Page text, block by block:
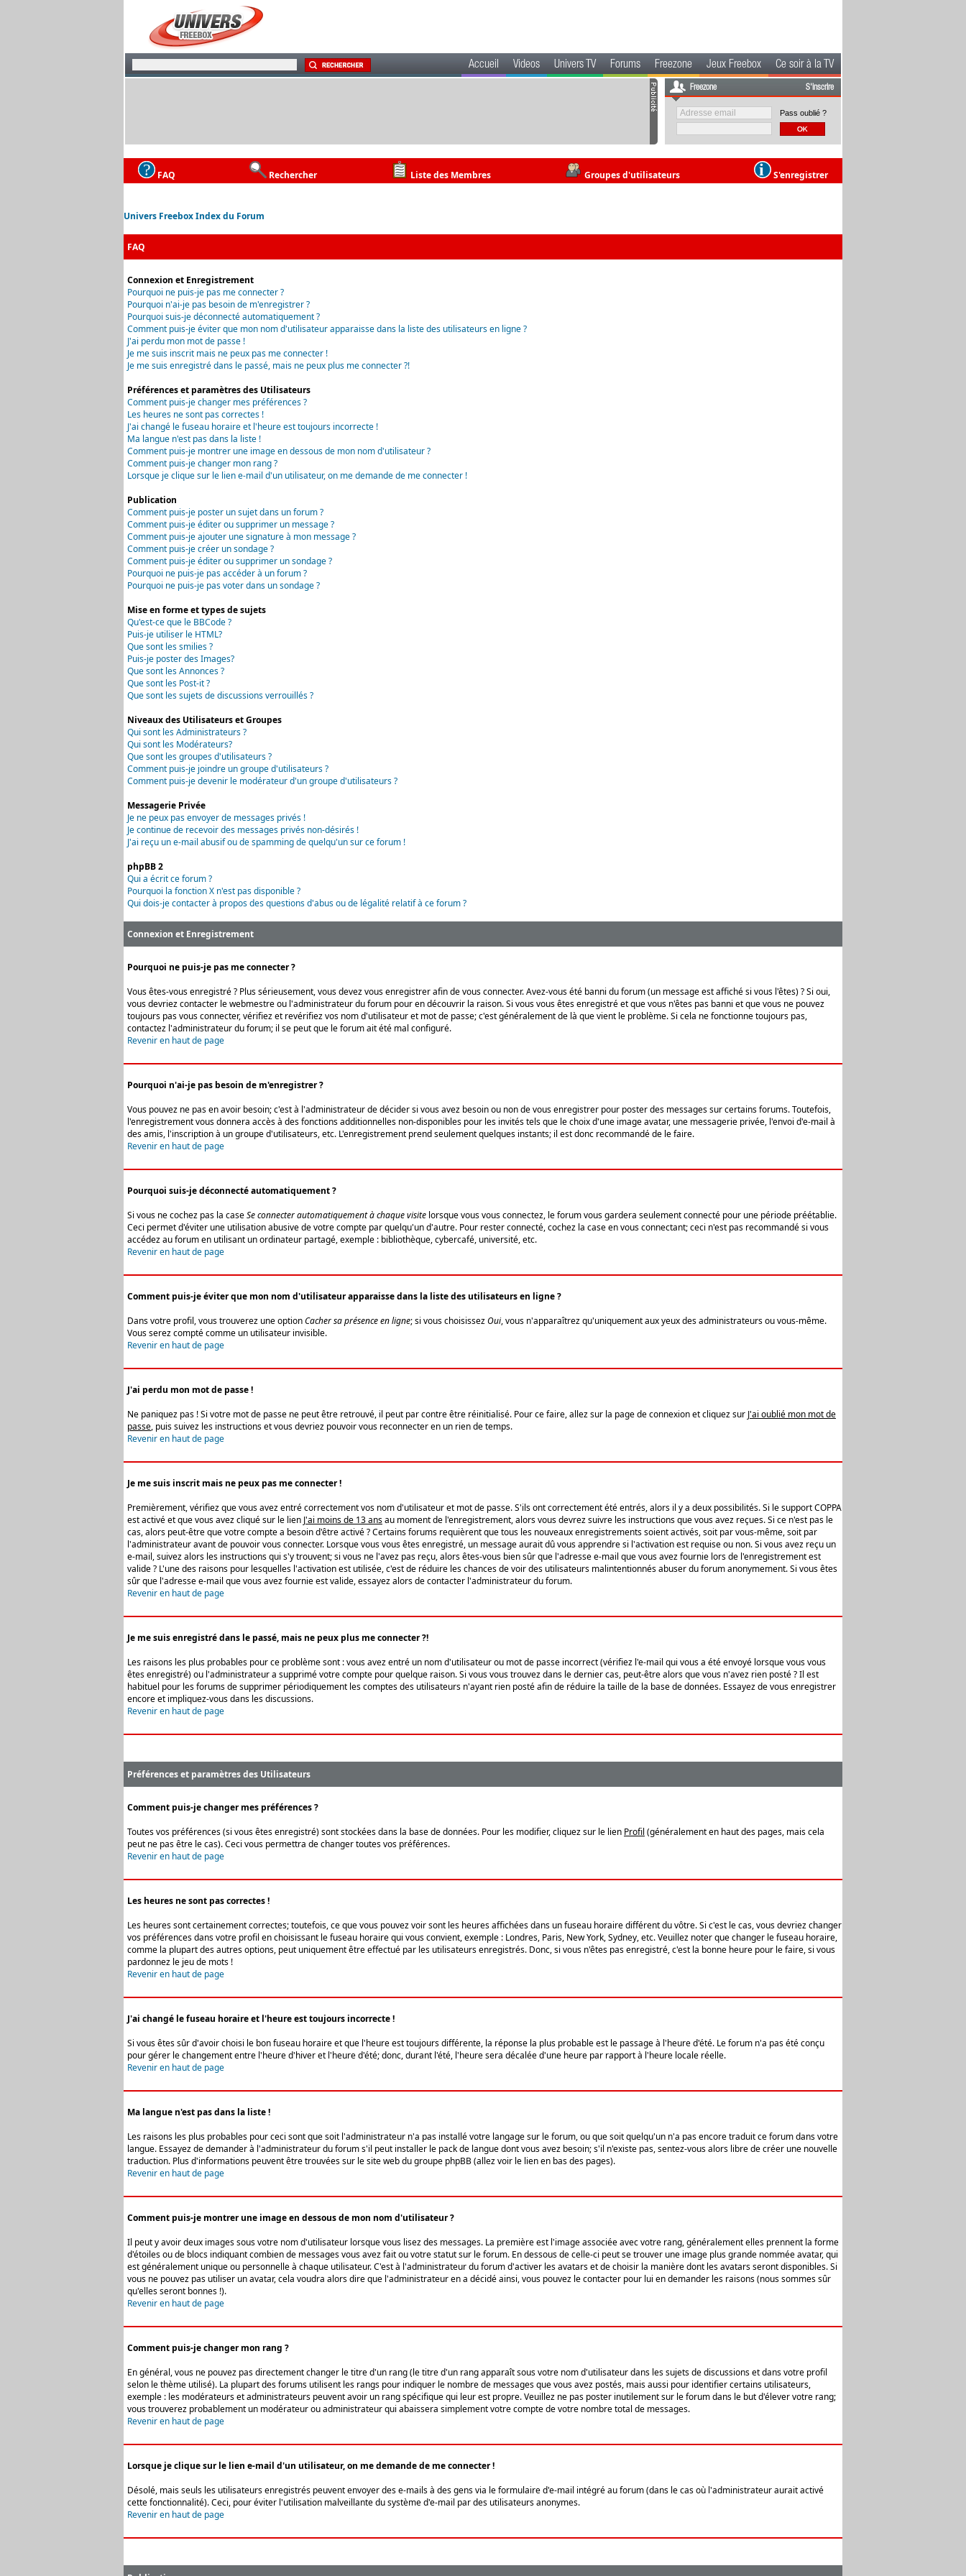
Accueil Videos Univers TV Forums Freezone Jeux Freebox Ce soir à la TV
Freezone S'inscrire
Pass oublié ?
FAQ Rechercher Liste des Membres Groupes d'utilisateurs S'enregistrer
Univers Freebox Index du Forum
FAQ
Connexion et Enregistrement
Pourquoi ne puis-je pas me connecter ?
Pourquoi n'ai-je pas besoin de m'enregistrer ?
Pourquoi suis-je déconnecté automatiquement ?
Comment puis-je éviter que mon nom d'utilisateur apparaisse dans la liste des utilisateurs en ligne ?
J'ai perdu mon mot de passe !
Je me suis inscrit mais ne peux pas me connecter !
Je me suis enregistré dans le passé, mais ne peux plus me connecter ?!
Préférences et paramètres des Utilisateurs
Comment puis-je changer mes préférences ?
Les heures ne sont pas correctes !
J'ai changé le fuseau horaire et l'heure est toujours incorrecte !
Ma langue n'est pas dans la liste !
Comment puis-je montrer une image en dessous de mon nom d'utilisateur ?
Comment puis-je changer mon rang ?
Lorsque je clique sur le lien e-mail d'un utilisateur, on me demande de me connecter !
Publication
Comment puis-je poster un sujet dans un forum ?
Comment puis-je éditer ou supprimer un message ?
Comment puis-je ajouter une signature à mon message ?
Comment puis-je créer un sondage ?
Comment puis-je éditer ou supprimer un sondage ?
Pourquoi ne puis-je pas accéder à un forum ?
Pourquoi ne puis-je pas voter dans un sondage ?
Mise en forme et types de sujets
Qu'est-ce que le BBCode ?
Puis-je utiliser le HTML?
Que sont les smilies ?
Puis-je poster des Images?
Que sont les Annonces ?
Que sont les Post-it ?
Que sont les sujets de discussions verrouillés ?
Niveaux des Utilisateurs et Groupes
Qui sont les Administrateurs ?
Qui sont les Modérateurs?
Que sont les groupes d'utilisateurs ?
Comment puis-je joindre un groupe d'utilisateurs ?
Comment puis-je devenir le modérateur d'un groupe d'utilisateurs ?
Messagerie Privée
Je ne peux pas envoyer de messages privés !
Je continue de recevoir des messages privés non-désirés !
J'ai reçu un e-mail abusif ou de spamming de quelqu'un sur ce forum !
phpBB 2
Qui a écrit ce forum ?
Pourquoi la fonction X n'est pas disponible ?
Qui dois-je contacter à propos des questions d'abus ou de légalité relatif à ce forum ?
Connexion et Enregistrement
Pourquoi ne puis-je pas me connecter ?
Vous êtes-vous enregistré ? Plus sérieusement, vous devez vous enregistrer afin de vous connecter. Avez-vous été banni du forum (un message est affiché si vous l'êtes) ? Si oui,
vous devriez contacter le webmestre ou l'administrateur du forum pour en découvrir la raison. Si vous vous êtes enregistré et que vous n'êtes pas banni et que vous ne pouvez
toujours pas vous connecter, vérifiez et revérifiez vos nom d'utilisateur et mot de passe; c'est généralement de là que vient le problème. Si cela ne fonctionne toujours pas,
contactez l'administrateur du forum; il se peut que le forum ait été mal configuré.
Revenir en haut de page
Pourquoi n'ai-je pas besoin de m'enregistrer ?
Vous pouvez ne pas en avoir besoin; c'est à l'administrateur de décider si vous avez besoin ou non de vous enregistrer pour poster des messages sur certains forums. Toutefois,
l'enregistrement vous donnera accès à des fonctions additionnelles non-disponibles pour les invités tels que le choix d'une image avatar, une messagerie privée, l'envoi d'e-mail à
des amis, l'inscription à un groupe d'utilisateurs, etc. L'enregistrement prend seulement quelques instants; il est donc recommandé de le faire.
Revenir en haut de page
Pourquoi suis-je déconnecté automatiquement ?
Si vous ne cochez pas la caseSe connecter automatiquement à chaque visite lorsque vous vous connectez, le forum vous gardera seulement connecté pour une période préétablie.
Ceci permet d'éviter une utilisation abusive de votre compte par quelqu'un d'autre. Pour rester connecté, cochez la case en vous connectant; ceci n'est pas recommandé si vous
accédez au forum en utilisant un ordinateur partagé, exemple : bibliothèque, cybercafé, université, etc.
Revenir en haut de page
Comment puis-je éviter que mon nom d'utilisateur apparaisse dans la liste des utilisateurs en ligne ?
Dans votre profil, vous trouverez une optionCacher sa présence en ligne; si vous choisissezOui, vous n'apparaîtrez qu'uniquement aux yeux des administrateurs ou vous-même.
Vous serez compté comme un utilisateur invisible.
Revenir en haut de page
J'ai perdu mon mot de passe !
Ne paniquez pas ! Si votre mot de passe ne peut être retrouvé, il peut par contre être réinitialisé. Pour ce faire, allez sur la page de connexion et cliquez sur J'ai oublié mon mot de
passe, puis suivez les instructions et vous devriez pouvoir vous reconnecter en un rien de temps.
Revenir en haut de page
Je me suis inscrit mais ne peux pas me connecter !
Premièrement, vérifiez que vous avez entré correctement vos nom d'utilisateur et mot de passe. S'ils ont correctement été entrés, alors il y a deux possibilités. Si le support COPPA
est activé et que vous avez cliqué sur le lien J'ai moins de 13 ansau moment de l'enregistrement, alors vous devrez suivre les instructions que vous avez reçues. Si ce n'est pas le
cas, alors peut-être que votre compte a besoin d'être activé ? Certains forums requièrent que tous les nouveaux enregistrements soient activés, soit par vous-même, soit par
l'administrateur avant de pouvoir vous connecter. Lorsque vous vous êtes enregistré, un message aurait dû vous apprendre si l'activation est requise ou non. Si vous avez reçu un
e-mail, suivez alors les instructions qui s'y trouvent; si vous ne l'avez pas reçu, alors êtes-vous bien sûr que l'adresse e-mail que vous avez fournie lors de l'enregistrement est
valide ? L'une des raisons pour lesquelles l'activation est utilisée, c'est de réduire les chances de voir des utilisateurs malintentionnés abuser du forum anonymement. Si vous êtes
sûr que l'adresse e-mail que vous avez fournie est valide, essayez alors de contacter l'administrateur du forum.
Revenir en haut de page
Je me suis enregistré dans le passé, mais ne peux plus me connecter ?!
Les raisons les plus probables pour ce problème sont : vous avez entré un nom d'utilisateur ou mot de passe incorrect (vérifiez l'e-mail qui vous a été envoyé lorsque vous vous
êtes enregistré) ou l'administrateur a supprimé votre compte pour quelque raison. Si vous vous trouvez dans le dernier cas, peut-être alors que vous n'avez rien posté ? Il est
habituel pour les forums de supprimer périodiquement les comptes des utilisateurs n'ayant rien posté afin de réduire la taille de la base de données. Essayez de vous enregistrer
encore et impliquez-vous dans les discussions.
Revenir en haut de page
Préférences et paramètres des Utilisateurs
Comment puis-je changer mes préférences ?
Toutes vos préférences (si vous êtes enregistré) sont stockées dans la base de données. Pour les modifier, cliquez sur le lien Profil (généralement en haut des pages, mais cela
peut ne pas être le cas). Ceci vous permettra de changer toutes vos préférences.
Revenir en haut de page
Les heures ne sont pas correctes !
Les heures sont certainement correctes; toutefois, ce que vous pouvez voir sont les heures affichées dans un fuseau horaire différent du vôtre. Si c'est le cas, vous devriez changer
vos préférences dans votre profil en choisissant le fuseau horaire qui vous convient, exemple : Londres, Paris, New York, Sydney, etc. Veuillez noter que changer le fuseau horaire,
comme la plupart des autres options, peut uniquement être effectué par les utilisateurs enregistrés. Donc, si vous n'êtes pas enregistré, c'est la bonne heure pour le faire, si vous
pardonnez le jeu de mots !
Revenir en haut de page
J'ai changé le fuseau horaire et l'heure est toujours incorrecte !
Si vous êtes sûr d'avoir choisi le bon fuseau horaire et que l'heure est toujours différente, la réponse la plus probable est le passage à l'heure d'été. Le forum n'a pas été conçu
pour gérer le changement entre l'heure d'hiver et l'heure d'été; donc, durant l'été, l'heure sera décalée d'une heure par rapport à l'heure locale réelle.
Revenir en haut de page
Ma langue n'est pas dans la liste !
Les raisons les plus probables pour ceci sont que soit l'administrateur n'a pas installé votre langage sur le forum, ou que soit quelqu'un n'a pas encore traduit ce forum dans votre
langue. Essayez de demander à l'administrateur du forum s'il peut installer le pack de langue dont vous avez besoin; s'il n'existe pas, sentez-vous alors libre de créer une nouvelle
traduction. Plus d'informations peuvent être trouvées sur le site web du groupe phpBB (allez voir le lien en bas des pages).
Revenir en haut de page
Comment puis-je montrer une image en dessous de mon nom d'utilisateur ?
Il peut y avoir deux images sous votre nom d'utilisateur lorsque vous lisez des messages. La première est l'image associée avec votre rang, généralement elles prennent la forme
d'étoiles ou de blocs indiquant combien de messages vous avez fait ou votre statut sur le forum. En dessous de celle-ci peut se trouver une image plus grande nommée avatar, qui
est généralement unique ou personnelle à chaque utilisateur. C'est à l'administrateur du forum d'activer les avatars et de choisir la manière dont les avatars seront disponibles. Si
vous ne pouvez pas utiliser un avatar, cela voudra alors dire que l'administrateur en a décidé ainsi, vous pouvez le contacter pour lui en demander les raisons (nous sommes sûr
qu'elles seront bonnes !).
Revenir en haut de page
Comment puis-je changer mon rang ?
En général, vous ne pouvez pas directement changer le titre d'un rang (le titre d'un rang apparaît sous votre nom d'utilisateur dans les sujets de discussions et dans votre profil
selon le thème utilisé). La plupart des forums utilisent les rangs pour indiquer le nombre de messages que vous avez postés, mais aussi pour identifier certains utilisateurs,
exemple : les modérateurs et administrateurs peuvent avoir un rang spécifique qui leur est propre. Veuillez ne pas poster inutilement sur le forum dans le but d'élever votre rang;
vous trouverez probablement un modérateur ou administrateur qui abaissera simplement votre compte de votre nombre total de messages.
Revenir en haut de page
Lorsque je clique sur le lien e-mail d'un utilisateur, on me demande de me connecter !
Désolé, mais seuls les utilisateurs enregistrés peuvent envoyer des e-mails à des gens via le formulaire d'e-mail intégré au forum (dans le cas où l'administrateur aurait activé
cette fonctionnalité). Ceci, pour éviter l'utilisation malveillante du système d'e-mail par des utilisateurs anonymes.
Revenir en haut de page